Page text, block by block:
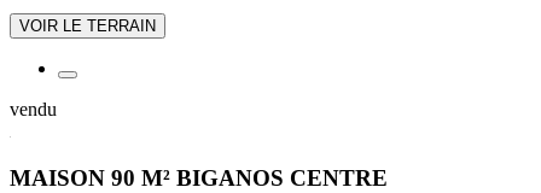
VOIR LE TERRAIN
vendu
MAISON 90 M² BIGANOS CENTRE